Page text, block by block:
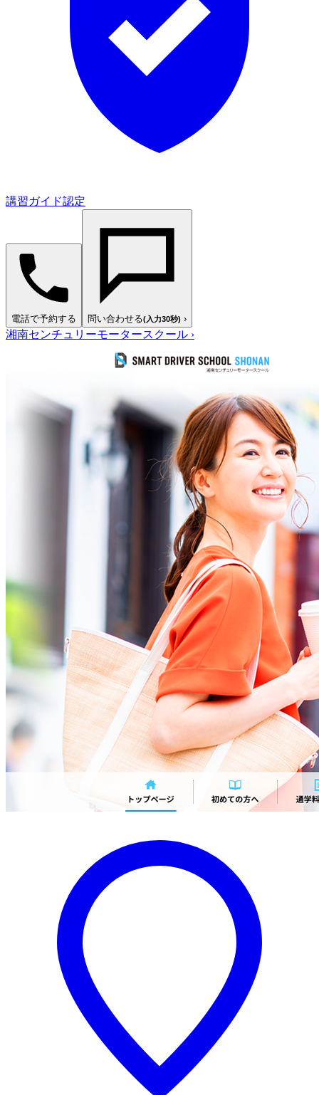
講習ガイド認定
電話で予約する 問い合わせる(入力30秒) ›
湘南センチュリーモータースクール ›